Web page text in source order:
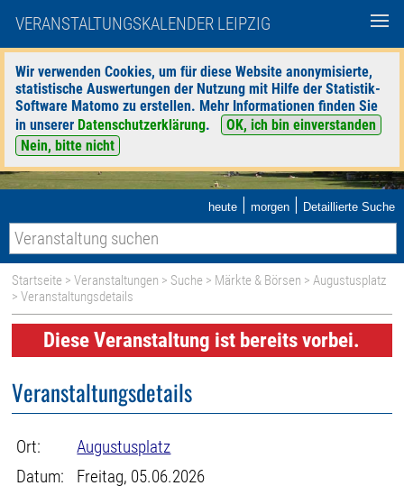
VERANSTALTUNGSKALENDER LEIPZIG
Wir verwenden Cookies, um für diese Website anonymisierte,
statistische Auswertungen der Nutzung mit Hilfe der Statistik-
Software Matomo zu erstellen. Mehr Informationen finden Sie
in unserer Datenschutzerklärung.
OK, ich bin einverstanden
Nein, bitte nicht
heute | morgen | Detaillierte Suche
Startseite >Veranstaltungen > Suche > Märkte & Börsen >Augustusplatz
> Veranstaltungsdetails
Diese Veranstaltung ist bereits vorbei.
Veranstaltungsdetails
Ort:
Augustusplatz
Datum:
Freitag, 05.06.2026